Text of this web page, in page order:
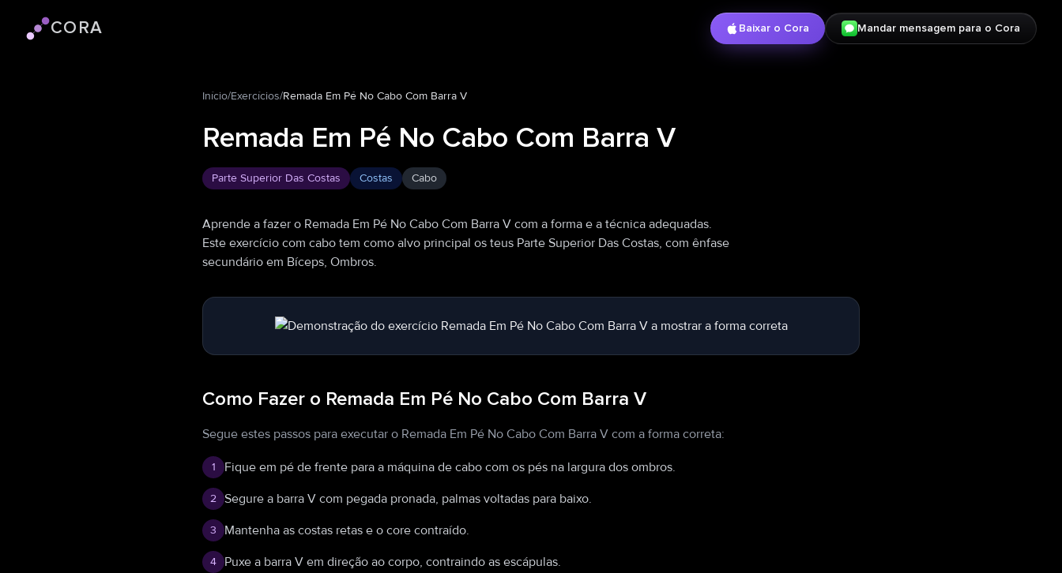
Logotipo do Cora
CORA Baixar o Cora Mandar mensagem para o Cora
Início/Exercícios/Remada Em Pé No Cabo Com Barra V
Remada Em Pé No Cabo Com Barra V
Parte Superior Das Costas Costas Cabo
Aprende a fazer o Remada Em Pé No Cabo Com Barra V com a forma e a técnica adequadas.
Este exercício com cabo tem como alvo principal os teus Parte Superior Das Costas, com ênfase
secundário em Bíceps, Ombros.
Como Fazer o Remada Em Pé No Cabo Com Barra V
Segue estes passos para executar o Remada Em Pé No Cabo Com Barra V com a forma correta:
1 Fique em pé de frente para a máquina de cabo com os pés na largura dos ombros.
2 Segure a barra V com pegada pronada, palmas voltadas para baixo.
3 Mantenha as costas retas e o core contraído.
4 Puxe a barra V em direção ao corpo, contraindo as escápulas.